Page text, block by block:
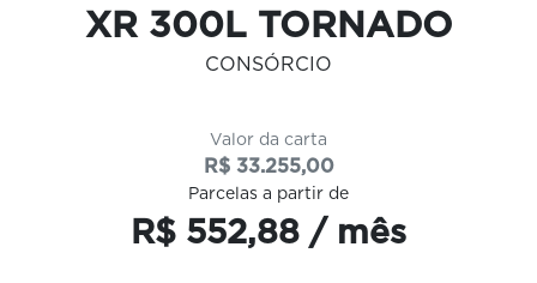
XR 300L TORNADO
CONSÓRCIO
Valor da carta
R$ 33.255,00
Parcelas a partir de
R$ 552,88 / mês